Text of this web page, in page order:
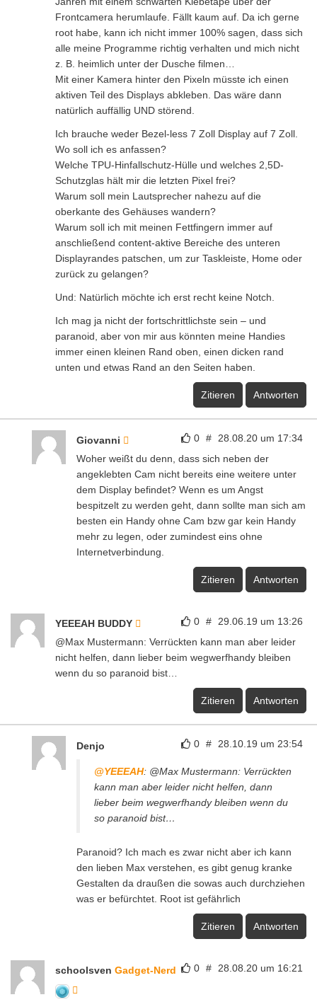
Frontcamera herumlaufe. Fällt kaum auf. Da ich gerne
root habe, kann ich nicht immer 100% sagen, dass sich
alle meine Programme richtig verhalten und mich nicht
z. B. heimlich unter der Dusche filmen…
Mit einer Kamera hinter den Pixeln müsste ich einen
aktiven Teil des Displays abkleben. Das wäre dann
natürlich auffällig UND störend.
Ich brauche weder Bezel-less 7 Zoll Display auf 7 Zoll.
Wo soll ich es anfassen?
Welche TPU-Hinfallschutz-Hülle und welches 2,5D-
Schutzglas hält mir die letzten Pixel frei?
Warum soll mein Lautsprecher nahezu auf die
oberkante des Gehäuses wandern?
Warum soll ich mit meinen Fettfingern immer auf
anschließend content-aktive Bereiche des unteren
Displayrandes patschen, um zur Taskleiste, Home oder
zurück zu gelangen?
Und: Natürlich möchte ich erst recht keine Notch.
Ich mag ja nicht der fortschrittlichste sein – und
paranoid, aber von mir aus könnten meine Handies
immer einen kleinen Rand oben, einen dicken rand
unten und etwas Rand an den Seiten haben.
Zitieren Antworten
0 # 28.08.20 um 17:34
Giovanni
Woher weißt du denn, dass sich neben der
angeklebten Cam nicht bereits eine weitere unter
dem Display befindet? Wenn es um Angst
bespitzelt zu werden geht, dann sollte man sich am
besten ein Handy ohne Cam bzw gar kein Handy
mehr zu legen, oder zumindest eins ohne
Internetverbindung.
Zitieren Antworten
0 # 29.06.19 um 13:26
YEEEAH BUDDY
@Max Mustermann: Verrückten kann man aber leider
nicht helfen, dann lieber beim wegwerfhandy bleiben
wenn du so paranoid bist…
Zitieren Antworten
0 # 28.10.19 um 23:54
Denjo
@YEEEAH: @Max Mustermann: Verrückten
kann man aber leider nicht helfen, dann
lieber beim wegwerfhandy bleiben wenn du
so paranoid bist…
Paranoid? Ich mach es zwar nicht aber ich kann
den lieben Max verstehen, es gibt genug kranke
Gestalten da draußen die sowas auch durchziehen
was er befürchtet. Root ist gefährlich
Zitieren Antworten
0 # 28.08.20 um 16:21
schoolsven Gadget-Nerd